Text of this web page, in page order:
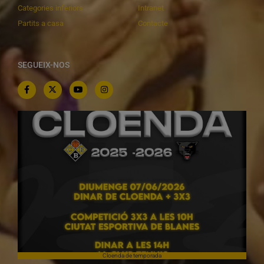
Categories inferiors
Partits a casa
Intranet
Contacte
SEGUEIX-NOS
Cloenda de temporada